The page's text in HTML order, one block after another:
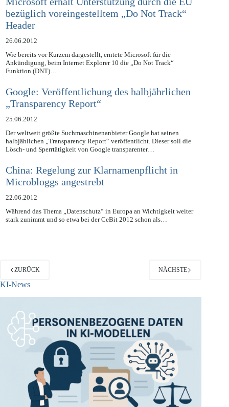
Microsoft erhält Unterstützung durch die EU
bezüglich voreingestelltem „Do Not Track“
Header
26.06.2012
Wie bereits vor Kurzem dargestellt, erntete Microsoft für die
Ankündigung, beim Internet Explorer 10 die „Do Not Track“
Google: Veröffentlichung des halbjährlichen
„Transparency Report“
25.06.2012
Der weltweit größte Suchmaschinenanbieter Google hat seinen
halbjählichen „Transparency Report“ veröffentlicht. Dieser soll die
China: Regelung zur Klarnamenpflicht in
Microbloggs angestrebt
22.06.2012
Während das Thema „Datenschutz“ in Europa an Wichtigkeit weiter
ZURÜCK
KI-News